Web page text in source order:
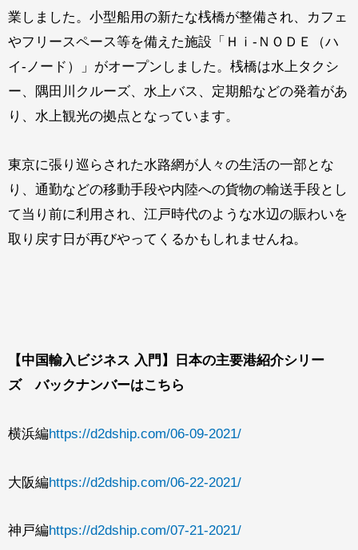
業しました。小型船用の新たな桟橋が整備され、カフェ
やフリースペース等を備えた施設「Ｈｉ-ＮＯＤＥ（ハ
イ-ノード）」がオープンしました。桟橋は水上タクシ
ー、隅田川クルーズ、水上バス、定期船などの発着があ
り、水上観光の拠点となっています。
東京に張り巡らされた水路網が人々の生活の一部とな
り、通勤などの移動手段や内陸への貨物の輸送手段とし
て当り前に利用され、江戸時代のような水辺の賑わいを
取り戻す日が再びやってくるかもしれませんね。
【中国輸入ビジネス 入門】日本の主要港紹介シリー
ズ バックナンバーはこちら
横浜編https://d2dship.com/06-09-2021/
大阪編https://d2dship.com/06-22-2021/
神戸編https://d2dship.com/07-21-2021/